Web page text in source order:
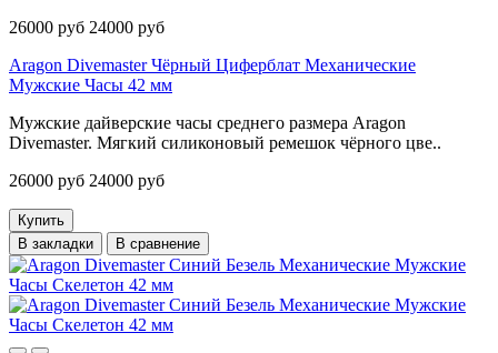
26000 руб 24000 руб
Aragon Divemaster Чёрный Циферблат Механические
Мужские Часы 42 мм
Мужские дайверские часы среднего размера Aragon
Divemaster. Мягкий силиконовый ремешок чёрного цве..
26000 руб 24000 руб
Купить
В закладки
В сравнение